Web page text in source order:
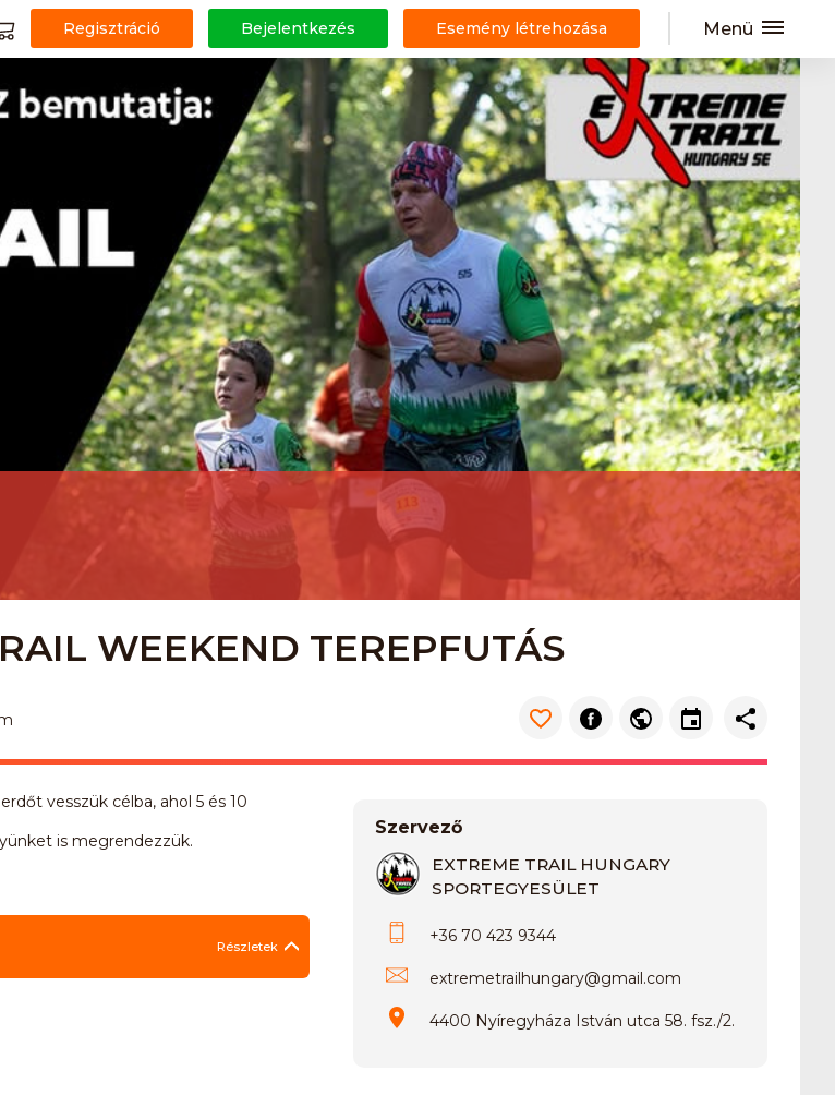
Regisztráció Bejelentkezés Esemény létrehozása Menü
WEEKEND TEREPFUTÁS
vesszük célba, ahol 5 és 10
is megrendezzük.
Részletek
Szervező
EXTREME TRAIL HUNGARY
SPORTEGYESÜLET
+36 70 423 9344
extremetrailhungary@gmail.com
4400 Nyíregyháza István utca 58. fsz./2.